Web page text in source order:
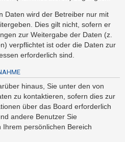
Daten wird der Betreiber nur mit
Dies gilt nicht, sofern er
zur Weitergabe der Daten (z.
verpflichtet ist oder die Daten zur
erforderlich sind.
hinaus, Sie unter den von
zu kontaktieren, sofern dies zur
über das Board erforderlich
andere Benutzer Sie
persönlichen Bereich